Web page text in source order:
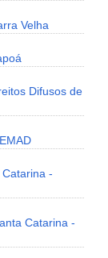
Velha
Difusos de
-
Catarina -